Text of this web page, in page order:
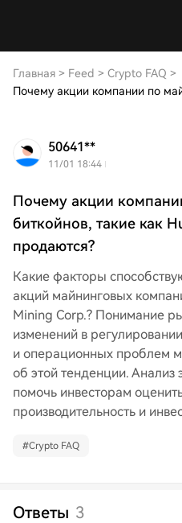
Главная > Feed > Crypto FAQ >
50641**
11/01 18:44
Почему акции
биткойнов, такие как
продаются?
Какие факторы
акций майнинговых
Mining Corp.? Понимание
изменений в
и операционных проблем
об этой тенденции. Анализ
помочь инвесторам
производительность и
#Crypto FAQ
Ответы 3